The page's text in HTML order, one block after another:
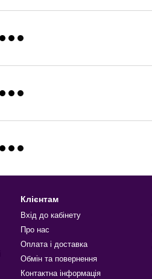
Клієнтам
Вхід до кабінету
Про нас
Оплата і доставка
Обмін та повернення
Контактна інформація